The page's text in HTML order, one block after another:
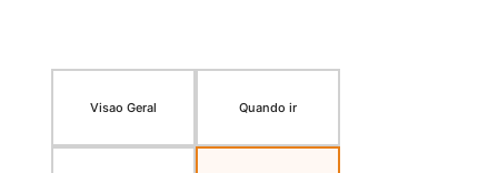
Visao Geral Quando ir